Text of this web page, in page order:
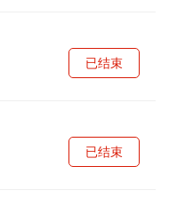
已结束
已结束